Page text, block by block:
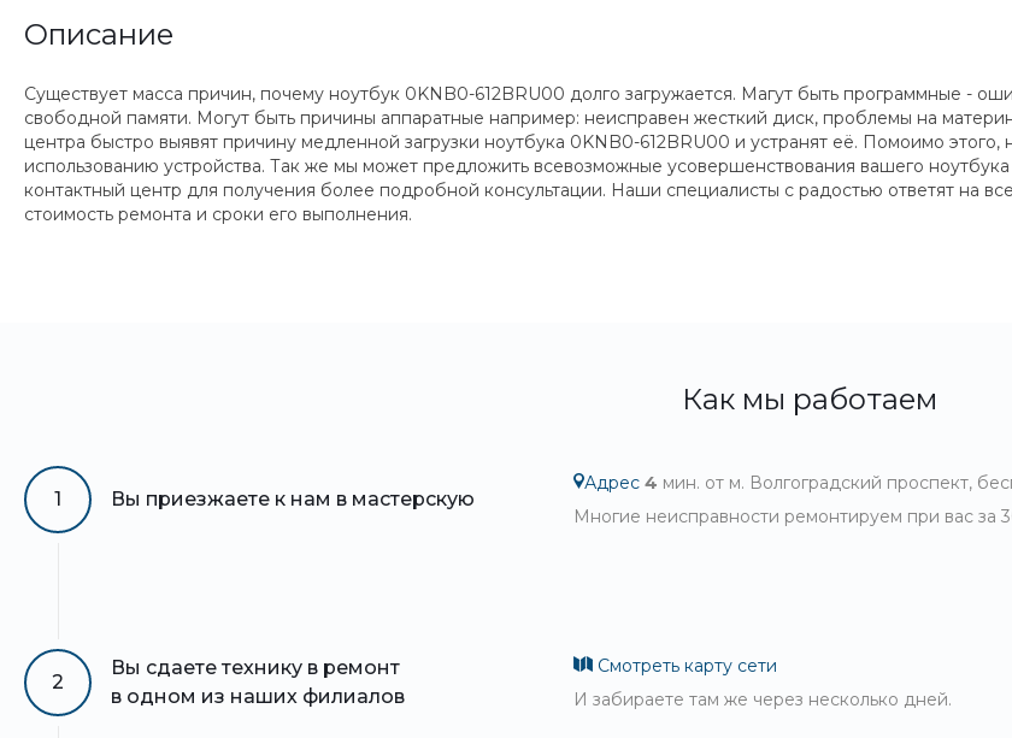
Описание
Существует масса причин, почему ноутбук 0KNB0-612BRU00 долго загружается. Магут быть программные -
свободной памяти. Могут быть причины аппаратные например: неисправен жесткий диск, проблемы на
центра быстро выявят причину медленной загрузки ноутбука 0KNB0-612BRU00 и устранят её. Помоимо
использованию устройства. Так же мы может предложить всевозможные усовершенствования вашего
контактный центр для получения более подробной консультации. Наши специалисты с радостью ответят на
стоимость ремонта и сроки его выполнения.
Как мы работаем
1 Вы приезжаете к нам в мастерскую
Адрес 4 мин. от м. Волгоградский проспект,
Многие неисправности ремонтируем при вас за
2
Вы сдаете технику в ремонт
в одном из наших филиалов
Смотреть карту сети
И забираете там же через несколько дней.